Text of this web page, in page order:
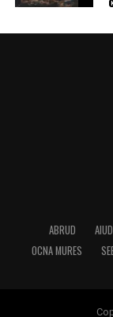
ABRUD AIUD
OCNA MURES